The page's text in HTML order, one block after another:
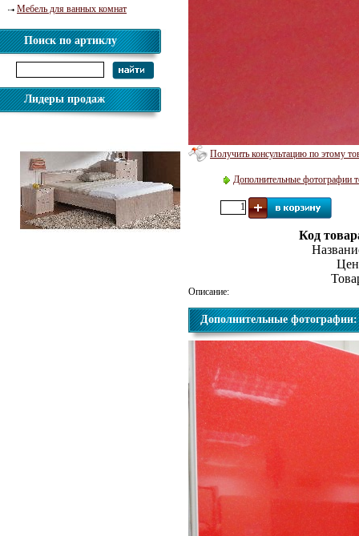
Мебель для ванных комнат
Поиск по артиклу
Лидеры продаж
Получить консультацию по этому
Дополнительные фотографии
Код
Описание:
Дополнительные фотографии: